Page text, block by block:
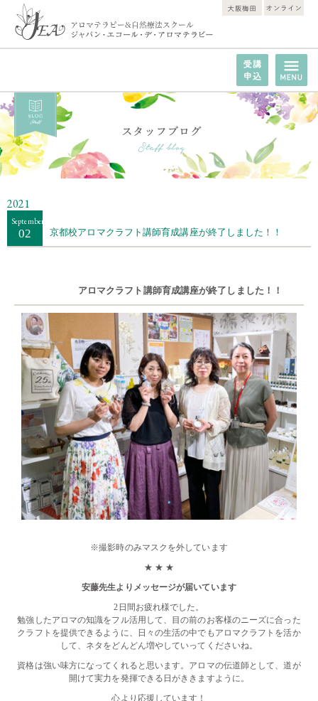
2021
September
02 京都校アロマクラフト講師育成講座が終了しました！！
アロマクラフト講師育成講座が終了しました！！
※撮影時のみマスクを外しています
★ ★ ★
安藤先生よりメッセージが届いています
2日間お疲れ様でした。
勉強したアロマの知識をフル活用して、目の前のお客様のニーズに合った
クラフトを提供できるように、日々の生活の中でもアロマクラフトを活か
して、ネタをどんどん増やしていってくださいね。
資格は強い味方になってくれると思います。アロマの伝道師として、道が
開けて実力を発揮できる日がききますように。
心より応援しています！